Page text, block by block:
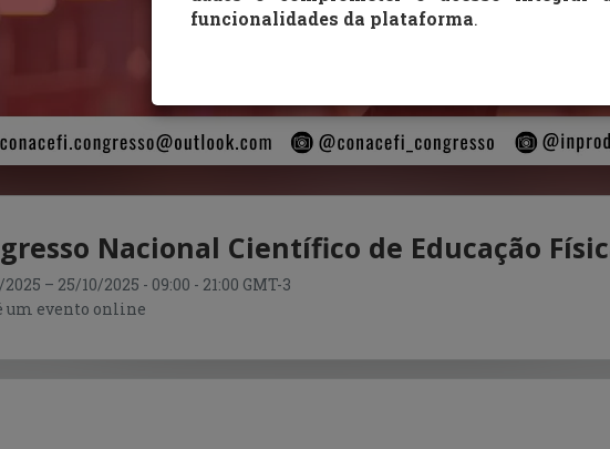
funcionalidades da plataforma.
Nacional Científico de Educação
– 25/10/2025 - 09:00 - 21:00 GMT-3
um evento online